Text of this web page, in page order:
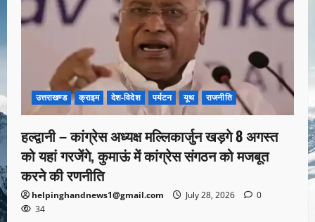
उत्तराखण्ड क्राइम देश-विदेश पर्यटन यूथ राजनीति
हल्द्वानी – कांग्रेस अध्यक्ष मल्लिकार्जुन खड़गे 8 अगस्त
को यहां गरजेंगे, कुमाऊं में कांग्रेस संगठन को मजबूत
करने की रणनीति
helpinghandnews1@gmail.com July 28, 2026
0
34